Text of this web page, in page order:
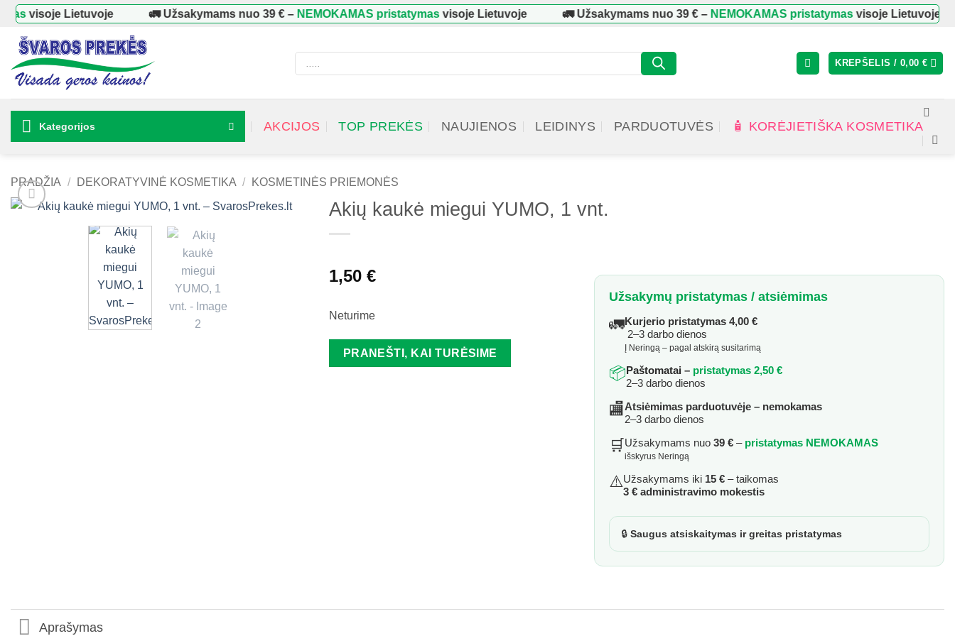
Skip
content
visoje Lietuvoje 🚛 Užsakymams nuo39 €–NEMOKAMAS pristatymasvisoje Lietuvoje 🚛 Užsakymams nuo39 €–NEMOKAMAS pristatymasvisoje Lietuvoje
Products
search
KREPŠELIS / 0,00 €
Kategorijos AKCIJOS TOP PREKĖS NAUJIENOS LEIDINYS PARDUOTUVĖS 🧴 KORĖJIETIŠKA KOSMETIKA
PRADŽIA / DEKORATYVINĖ KOSMETIKA / KOSMETINĖS PRIEMONĖS
Akių kaukė miegui YUMO, 1 vnt.
1,50 €
Neturime
PRANEŠTI, KAI TURĖSIME
Užsakymų pristatymas / atsiėmimas
🚛Kurjerio pristatymas 4,00 €
2–3 darbo dienos
Į Neringą – pagal atskirą susitarimą
📦Paštomatai – pristatymas 2,50 €
2–3 darbo dienos
🏬Atsiėmimas parduotuvėje – nemokamas
2–3 darbo dienos
🛒Užsakymams nuo39 € – pristatymas NEMOKAMAS
išskyrus Neringą
⚠️Užsakymams iki 15 € – taikomas
3 € administravimo mokestis
🔒Saugus atsiskaitymas ir greitas pristatymas
Aprašymas